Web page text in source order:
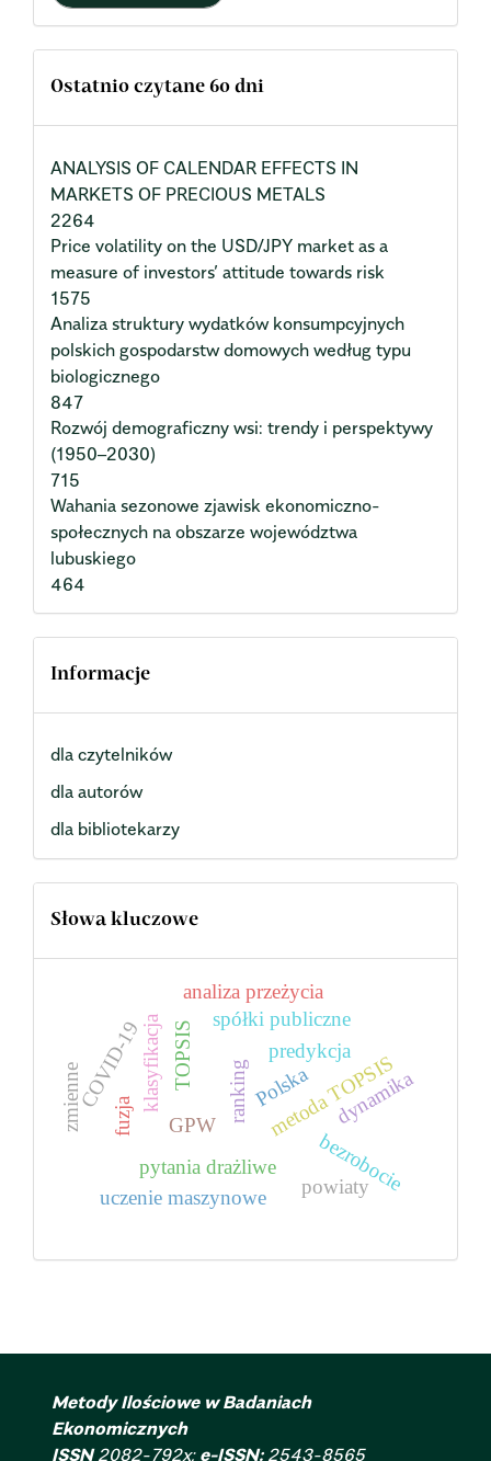
Ostatnio czytane 60 dni
ANALYSIS OF CALENDAR EFFECTS IN
MARKETS OF PRECIOUS METALS
2264
Price volatility on the USD/JPY market as a
measure of investors’ attitude towards risk
1575
Analiza struktury wydatków konsumpcyjnych
polskich gospodarstw domowych według typu
biologicznego
847
Rozwój demograficzny wsi: trendy i perspektywy
(1950–2030)
715
Wahania sezonowe zjawisk ekonomiczno-
społecznych na obszarze województwa
lubuskiego
464
Informacje
dla czytelników
dla autorów
dla bibliotekarzy
Słowa kluczowe
ranking
pytania drażliwe
klasyfikacja metoda TOPSIS
predykcja
GPW
spółki publiczne
bezrobocie
uczenie maszynowe
TOPSIS Polska
analiza przeżycia
COVID-19
fuzja
zmienne dynamika
powiaty
Metody Ilościowe w Badaniach
Ekonomicznych
ISSN2082-792x; e-ISSN: 2543-8565